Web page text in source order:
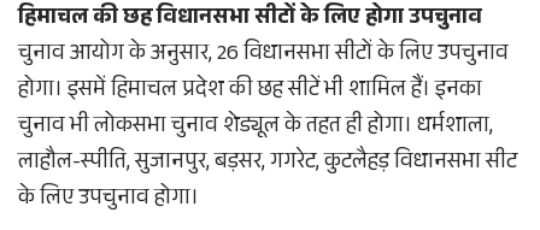
हिमाचल की छह विधानसभा सीटों के लिए होगा उपचुनाव
चुनाव आयोग के अनुसार, 26 विधानसभा सीटों के लिए उपचुनाव
होगा। इसमें हिमाचल प्रदेश की छह सीटें भी शामिल हैं। इनका
चुनाव भी लोकसभा चुनाव शेड्यूल के तहत ही होगा। धर्मशाला,
लाहौल-स्पीति, सुजानपुर, बड़सर, गगरेट, कुटलैहड़ विधानसभा सीट
के लिए उपचुनाव होगा।